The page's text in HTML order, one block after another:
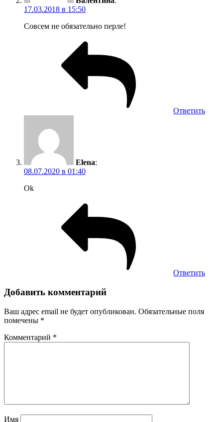
17.03.2018 в 15:50
Совсем не обязательно перле!
Ответить
Elena:
08.07.2020 в 01:40
Ok
Ответить
Добавить комментарий
Ваш адрес email не будет опубликован. Обязательные поля
помечены *
Комментарий *
Имя